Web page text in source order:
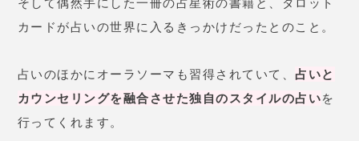
内容はNGですよ！
24歳 女性
当時付き合っていた彼からモラハ